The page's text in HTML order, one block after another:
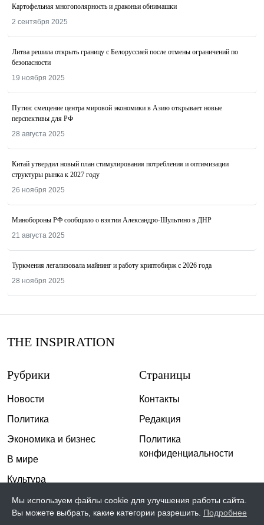
Картофельная многополярность и драконьи обнимашки
2 сентября 2025
Литва решила открыть границу с Белоруссией после отмены ограничений по
безопасности
19 ноября 2025
Путин: смещение центра мировой экономики в Азию открывает новые
перспективы для РФ
28 августа 2025
Китай утвердил новый план стимулирования потребления и оптимизации
структуры рынка к 2027 году
26 ноября 2025
Минобороны РФ сообщило о взятии Александро-Шультино в ДНР
21 августа 2025
Туркмения легализовала майнинг и работу криптобирж с 2026 года
28 ноября 2025
THE INSPIRATION
Рубрики
Новости
Политика
Экономика и бизнес
В мире
Культура
Спорт
Страницы
Контакты
Редакция
Политика
конфиденциальности
Мы используем файлы cookie для улучшения работы сайта.
Вы можете выбрать, какие категории разрешить. Подробнее